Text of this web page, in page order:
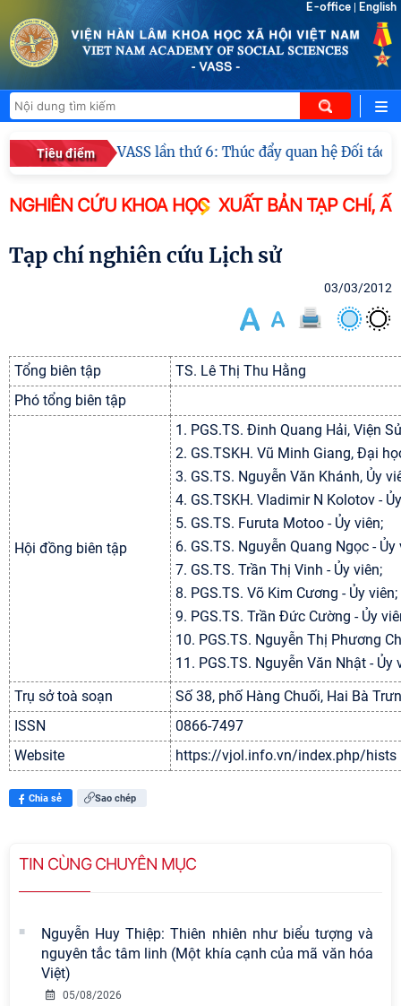
E-office English
Tiêu điểm
thoại ICWA – VASS lần thứ 6: Thúc đẩy quan hệ Đối tác
NGHIÊN CỨU KHOA HỌC XUẤT BẢN TẠP CHÍ,
Tạp chí nghiên cứu Lịch sử
03/03/2012
Tổng biên tập
TS. Lê Thị Thu Hằng
Phó tổng biên tập
Hội đồng biên tập
1. PGS.TS. Đinh Quang Hải, Viện
2. GS.TSKH. Vũ Minh Giang, Đại
3. GS.TS. Nguyễn Văn Khánh, Ủy
4. GS.TSKH. Vladimir N Kolotov -
5. GS.TS. Furuta Motoo - Ủy viên;
6. GS.TS. Nguyễn Quang Ngọc - Ủy
7. GS.TS. Trần Thị Vinh - Ủy viên;
8. PGS.TS. Võ Kim Cương - Ủy viên;
9. PGS.TS. Trần Đức Cường - Ủy
10. PGS.TS. Nguyễn Thị Phương
11. PGS.TS. Nguyễn Văn Nhật - Ủy
Trụ sở toà soạn
Số 38, phố Hàng Chuối, Hai Bà
ISSN
0866-7497
Website
https://vjol.info.vn/index.php/hists
Chia sẻ Sao chép
TIN CÙNG CHUYÊN MỤC
Nguyễn Huy Thiệp: Thiên nhiên như biểu tượng và
nguyên tắc tâm linh (Một khía cạnh của mã văn hóa
Việt)
05/08/2026